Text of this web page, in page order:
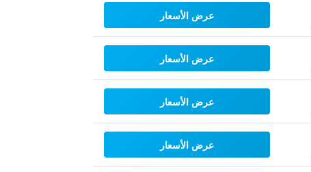
عرض الأسعار
عرض الأسعار
عرض الأسعار
عرض الأسعار